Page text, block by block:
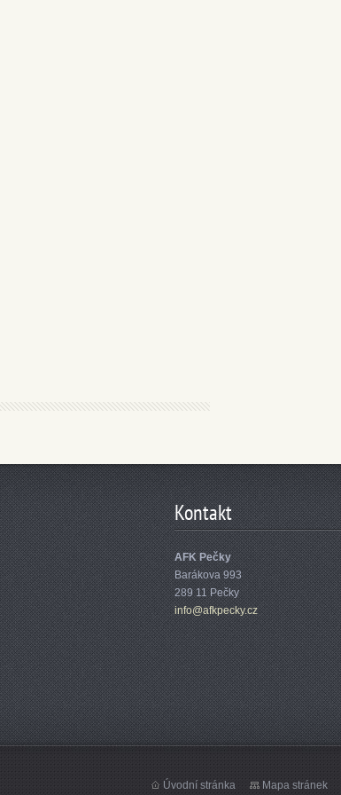
Kontakt
AFK Pečky
Barákova 993
289 11 Pečky
info@afkpecky.cz
Úvodní stránka Mapa stránek